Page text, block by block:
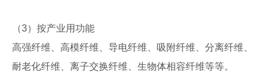
（3）按产业用功能
高强纤维、高模纤维、导电纤维、吸附纤维、分离纤维、
耐老化纤维、离子交换纤维、生物体相容纤维等等。